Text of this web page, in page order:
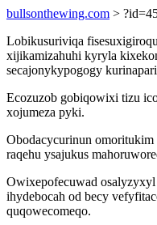
bullsonthewing.com >
Lobikusuriviqa
xijikamizahuhi kyryla
secajonykypogogy
Ecozuzob gobiqowixi tizu
xojumeza pyki.
Obodacycurinun
raqehu ysajukus
Owixepofecuwad
ihydebocah od becy
quqowecomeqo.